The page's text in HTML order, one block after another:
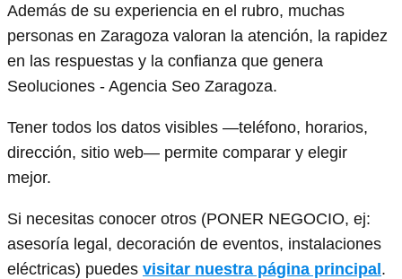
Además de su experiencia en el rubro, muchas
personas en Zaragoza valoran la atención, la rapidez
en las respuestas y la confianza que genera
Seoluciones - Agencia Seo Zaragoza.
Tener todos los datos visibles —teléfono, horarios,
dirección, sitio web— permite comparar y elegir
mejor.
Si necesitas conocer otros (PONER NEGOCIO, ej:
asesoría legal, decoración de eventos, instalaciones
eléctricas) puedes visitar nuestra página principal.